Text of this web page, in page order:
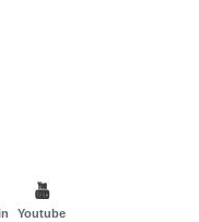
Youtube
SOCIAL